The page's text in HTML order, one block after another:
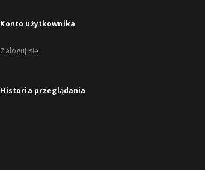
Konto użytkownika
Zaloguj się
Historia przeglądania